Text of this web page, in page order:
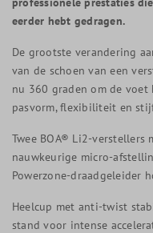
eerder hebt gedragen.
De grootste verandering
van de schoen van een
nu 360 graden om de voet
pasvorm, flexibiliteit en
Twee BOA® Li2-verstellers
nauwkeurige micro-
Powerzone-draadgeleider
Heelcup met anti-twist
stand voor intense